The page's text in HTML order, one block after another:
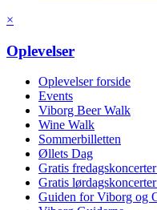
×
Oplevelser
Oplevelser forside
Events
Viborg Beer Walk
Wine Walk
Sommerbilletten
Øllets Dag
Gratis
Gratis
Guiden for Viborg og